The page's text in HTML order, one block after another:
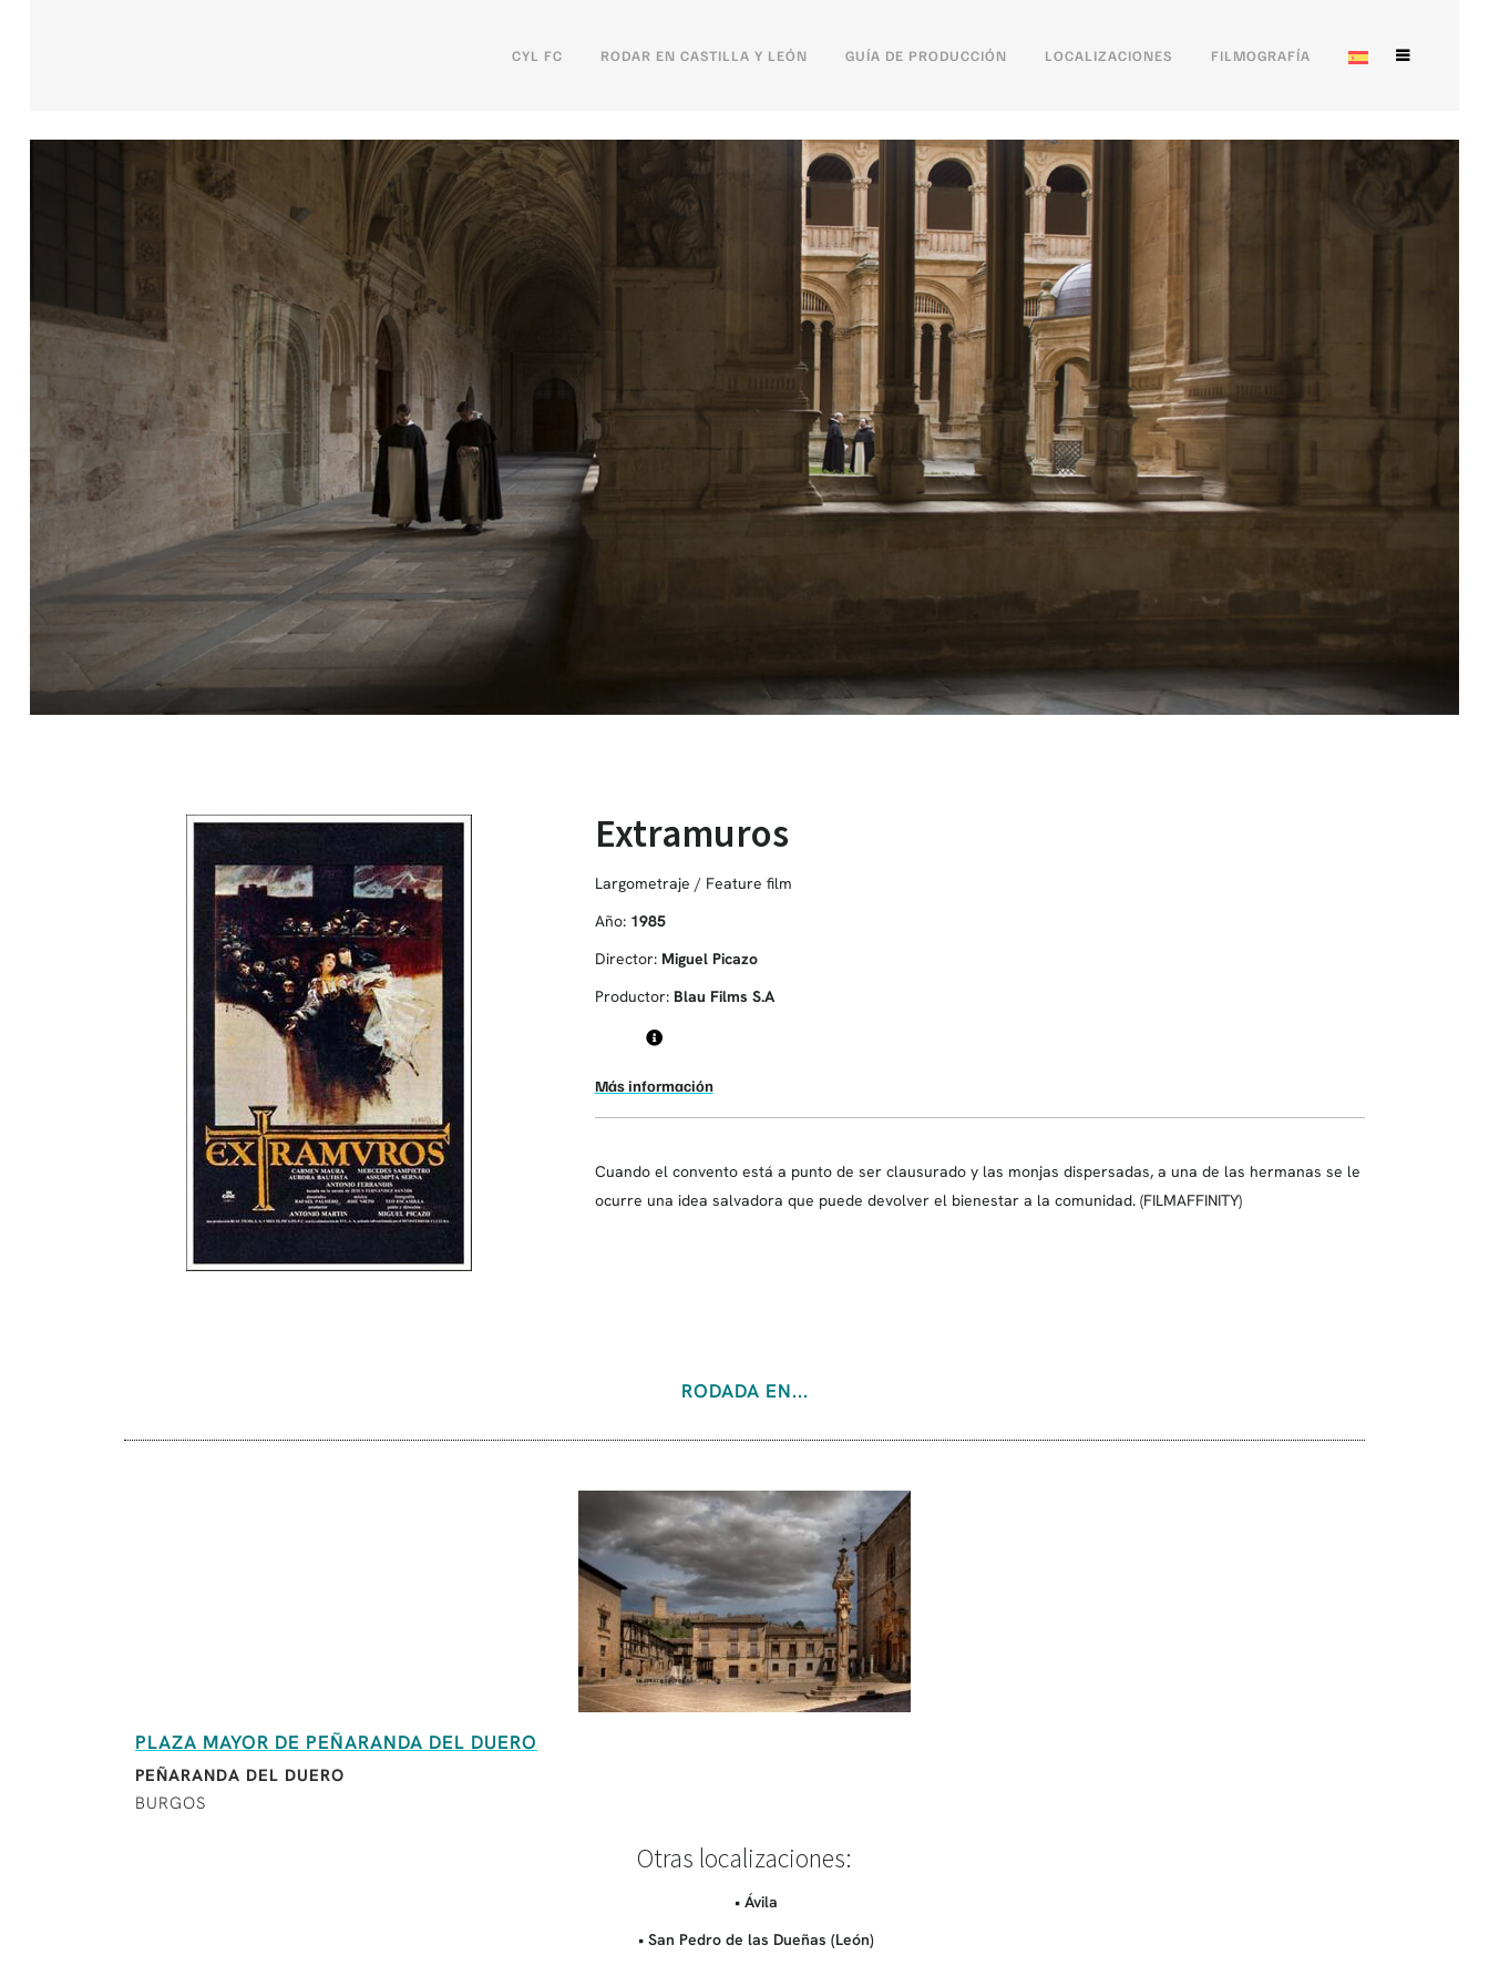
CYL FC RODAR EN CASTILLA Y LEÓN GUÍA DE PRODUCCIÓN LOCALIZACIONES FILMOGRAFÍA
Extramuros
Largometraje / Feature film
Año: 1985
Director: Miguel Picazo
Productor: Blau Films S.A
Más información
Cuando el convento está a punto de ser clausurado y las monjas dispersadas, a una de las hermanas se le
ocurre una idea salvadora que puede devolver el bienestar a la comunidad. (FILMAFFINITY)
RODADA EN...
PLAZA MAYOR DE PEÑARANDA DEL DUERO
PEÑARANDA DEL DUERO
BURGOS
Otras localizaciones:
• Ávila
• San Pedro de las Dueñas (León)